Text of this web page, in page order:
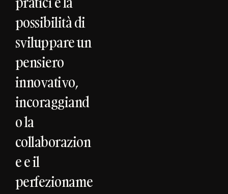
possibilità di
sviluppare un
pensiero
innovativo,
incoraggiand
o la
collaborazion
e e il
perfezioname